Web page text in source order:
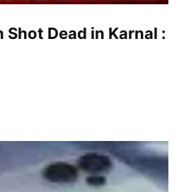
Dead in Karnal :